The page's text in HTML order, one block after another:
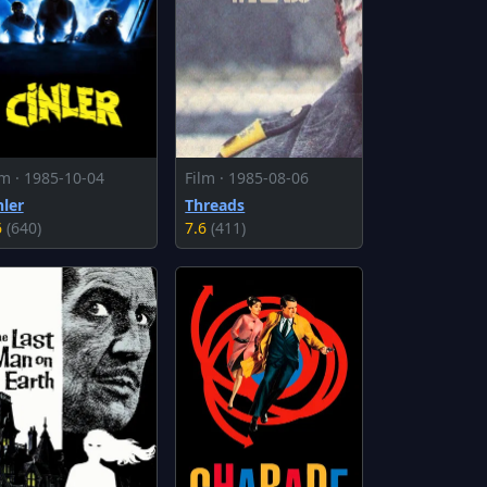
· 1985-10-04
(640)
Film · 1985-08-06
Threads
7.6(411)